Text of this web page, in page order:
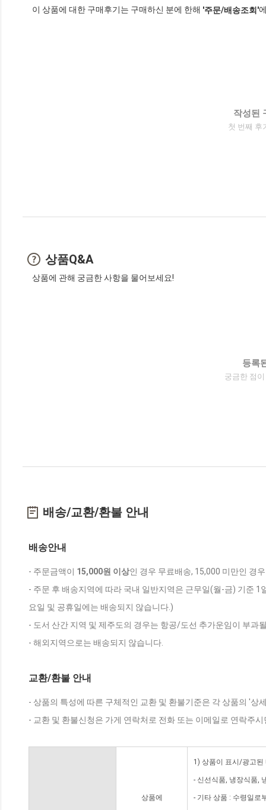
이 상품에 대한 구매후기는 구매하신 분에 한해 '주문/배송조회'
작성된
첫 번째 후
상품Q&A
상품에 관해 궁금한 사항을 물어보세요!
등록
궁금한 점
배송/교환/환불 안내
배송안내
- 주문금액이 15,000원 이상인 경우 무료배송, 15,000 미만인 경
- 주문 후 배송지역에 따라 국내 일반지역은 근무일(월-금) 기준
요일 및 공휴일에는 배송되지 않습니다.)
- 도서 산간 지역 및 제주도의 경우는 항공/도선 추가운임이 부과
- 해외지역으로는 배송되지 않습니다.
교환/환불 안내
- 상품의 특성에 따른 구체적인 교환 및 환불기준은 각 상품의 '상
- 교환 및 환불신청은 가게 연락처로 전화 또는 이메일로 연락주
상품에
1) 상품이 표시/광고된
- 신선식품, 냉장식품,
- 기타 상품 : 수령일로